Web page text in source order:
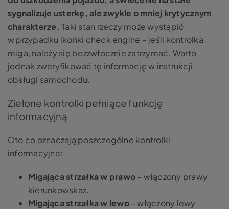
sygnalizuje usterkę, ale zwykle o mniej krytycznym
charakterze. Taki stan rzeczy może wystąpić
w przypadku ikonki check engine – jeśli kontrolka
miga, należy się bezzwłocznie zatrzymać. Warto
jednak zweryfikować tę informację w instrukcji
obsługi samochodu.
Zielone kontrolki pełniące funkcję
informacyjną
Oto co oznaczają poszczególne kontrolki
informacyjne:
Migająca strzałka w prawo– włączony prawy
kierunkowskaz.
Migająca strzałka w lewo– włączony lewy